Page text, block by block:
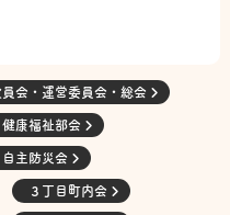
員会・運営委員会・総会
健康福祉部会
自主防災会
３丁目町内会